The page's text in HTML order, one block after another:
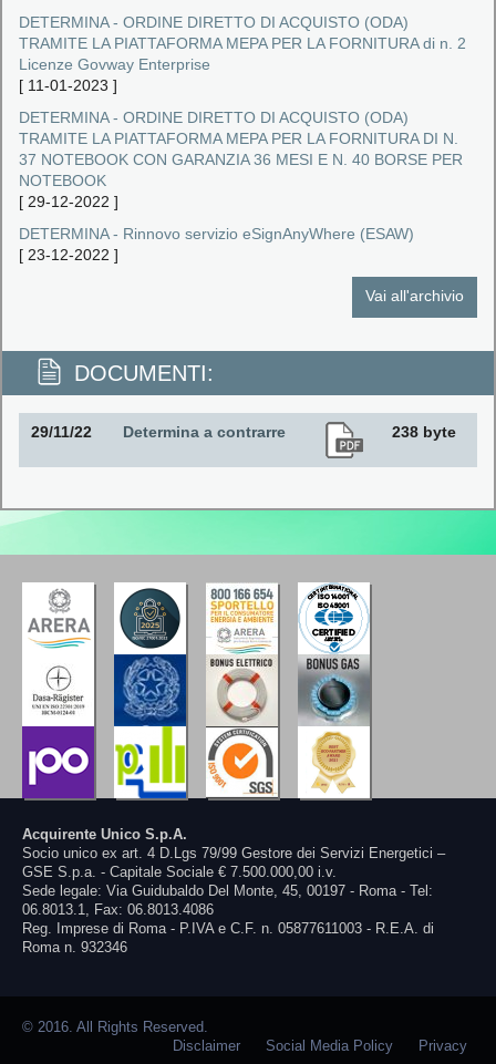
DETERMINA - ORDINE DIRETTO DI ACQUISTO (ODA)
TRAMITE LA PIATTAFORMA MEPA PER LA FORNITURA di n. 2
Licenze Govway Enterprise
[ 11-01-2023 ]
DETERMINA - ORDINE DIRETTO DI ACQUISTO (ODA)
TRAMITE LA PIATTAFORMA MEPA PER LA FORNITURA DI N.
37 NOTEBOOK CON GARANZIA 36 MESI E N. 40 BORSE PER
NOTEBOOK
[ 29-12-2022 ]
DETERMINA - Rinnovo servizio eSignAnyWhere (ESAW)
[ 23-12-2022 ]
Vai all'archivio
DOCUMENTI:
29/11/22 Determina a contrarre 238 byte
Acquirente Unico S.p.A.
Socio unico ex art. 4 D.Lgs 79/99 Gestore dei Servizi Energetici –
GSE S.p.a. - Capitale Sociale € 7.500.000,00 i.v.
Sede legale: Via Guidubaldo Del Monte, 45, 00197 - Roma - Tel:
06.8013.1, Fax: 06.8013.4086
Reg. Imprese di Roma - P.IVA e C.F. n. 05877611003 - R.E.A. di
Roma n. 932346
© 2016. All Rights Reserved.
Disclaimer
Social Media Policy Privacy